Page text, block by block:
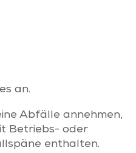
an.
Abfälle annehmen,
Betriebs- oder
enthalten.